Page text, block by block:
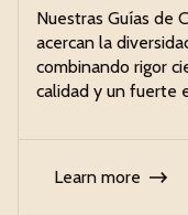
Nuestras Guías de
acercan la
combinando rigor
calidad y un fuerte
Learn more